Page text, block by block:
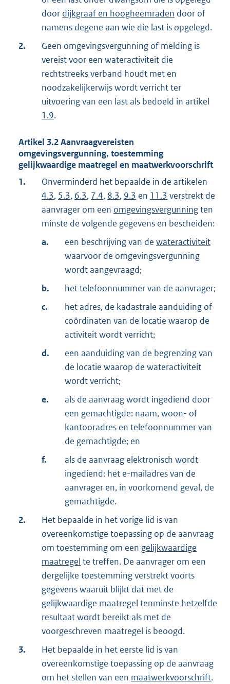
door dijkgraaf en hoogheemraden door of
namens degene aan wie die last is opgelegd.
2.
Geen omgevingsvergunning of melding is
vereist voor een wateractiviteit die
rechtstreeks verband houdt met en
noodzakelijkerwijs wordt verricht ter
uitvoering van een last als bedoeld in artikel
1.9.
Artikel 3.2Aanvraagvereisten
omgevingsvergunning, toestemming
gelijkwaardige maatregel en maatwerkvoorschrift
1.
Onverminderd het bepaalde in de artikelen
4.3, 5.3, 6.3, 7.4, 8.3, 9.3 en 11.3 verstrekt de
aanvrager om een omgevingsvergunningten
minste de volgende gegevens en bescheiden:
a.
een beschrijving van de wateractiviteit
waarvoor de omgevingsvergunning
wordt aangevraagd;
b.
het telefoonnummer van de aanvrager;
c.
het adres, de kadastrale aanduiding of
coördinaten van de locatie waarop de
activiteit wordt verricht;
d.
een aanduiding van de begrenzing van
de locatie waarop de wateractiviteit
wordt verricht;
e.
als de aanvraag wordt ingediend door
een gemachtigde: naam, woon- of
kantooradres en telefoonnummer van
de gemachtigde; en
f.
als de aanvraag elektronisch wordt
ingediend: het e-mailadres van de
aanvrager en, in voorkomend geval, de
gemachtigde.
2.
Het bepaalde in het vorige lid is van
overeenkomstige toepassing op de aanvraag
om toestemming om een gelijkwaardige
maatregel te treffen. De aanvrager om een
dergelijke toestemming verstrekt voorts
gegevens waaruit blijkt dat met de
gelijkwaardige maatregel tenminste hetzelfde
resultaat wordt bereikt als met de
voorgeschreven maatregel is beoogd.
3.
Het bepaalde in het eerste lid is van
overeenkomstige toepassing op de aanvraag
om het stellen van een maatwerkvoorschrift.